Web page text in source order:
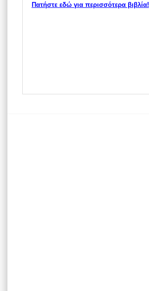
Πατήστε εδώ για περισσότερα βιβλία!